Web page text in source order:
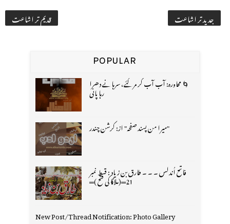
جدید تر اشاعت قدیم تر اشاعت
POPULAR
🌀 محاورہ: آب آب کر مر گئے، سرہانے دھرا
رہا پانی
"میرا من پسند صفحہ" از: کرشن چندر
فاتح اُندلس ۔ ۔ ۔ طارق بن زیاد : قسط نمبر
21═(ملاگا کی فتح )═
New Post/Thread Notification: Photo Gallery